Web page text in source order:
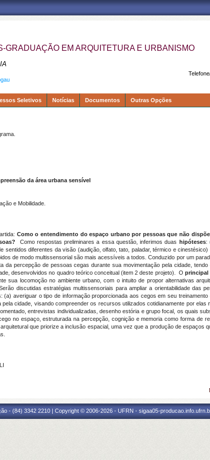
GRADUAÇÃO EM ARQUITETURA E URBANISMO
Seletivos Notícias Documentos Outras Opções
da área urbana sensível
e Mobilidade.
Como o entendimento do espaço urbano por pessoas que não
Como respostas preliminares a essa questão, inferimos duas hipóteses:
sentidos diferentes da visão (audição, olfato, tato, paladar, térmico e
de modo multissensorial são mais acessíveis a todos. Conduzido por um
da percepção de pessoas cegas durante sua movimentação pela cidade,
desenvolvidos no quadro teórico conceitual (item 2 deste projeto). O
sua locomoção no ambiente urbano, com o intuito de propor alternativas
discutidas estratégias multissensoriais para ampliar a orientabilidade das
averiguar o tipo de informação proporcionada aos cegos em seu
cidade, visando compreender os recursos utilizados cotidianamente por
entrevistas individualizadas, desenho estória e grupo focal, os quais
no espaço, estruturada na percepção, cognição e memoria como forma de
que priorize a inclusão espacial, uma vez que a produção de espaços
- (84) 3342 2210 | Copyright © 2006-2026 - UFRN - sigaa05-